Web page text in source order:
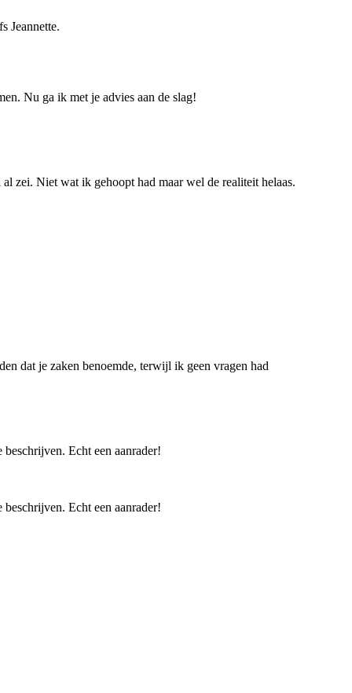
Jeannette.
Nu ga ik met je advies aan de slag!
zei. Niet wat ik gehoopt had maar wel de realiteit helaas.
dat je zaken benoemde, terwijl ik geen vragen had
Echt een aanrader!
Echt een aanrader!